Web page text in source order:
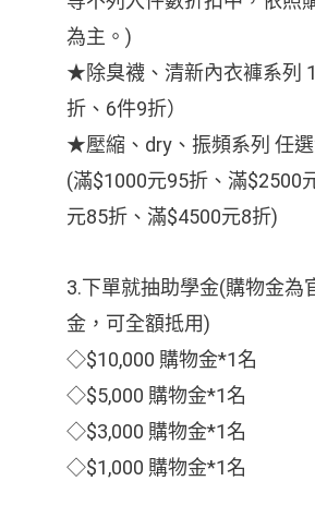
為主。)
★除臭襪、清新內衣褲系列
折、6件9折）
★壓縮、dry、振頻系列 任
(滿$1000元95折、滿$2500
元85折、滿$4500元8折)
3.下單就抽助學金(購物金為
金，可全額抵用)
◇$10,000 購物金*1名
◇$5,000 購物金*1名
◇$3,000 購物金*1名
◇$1,000 購物金*1名